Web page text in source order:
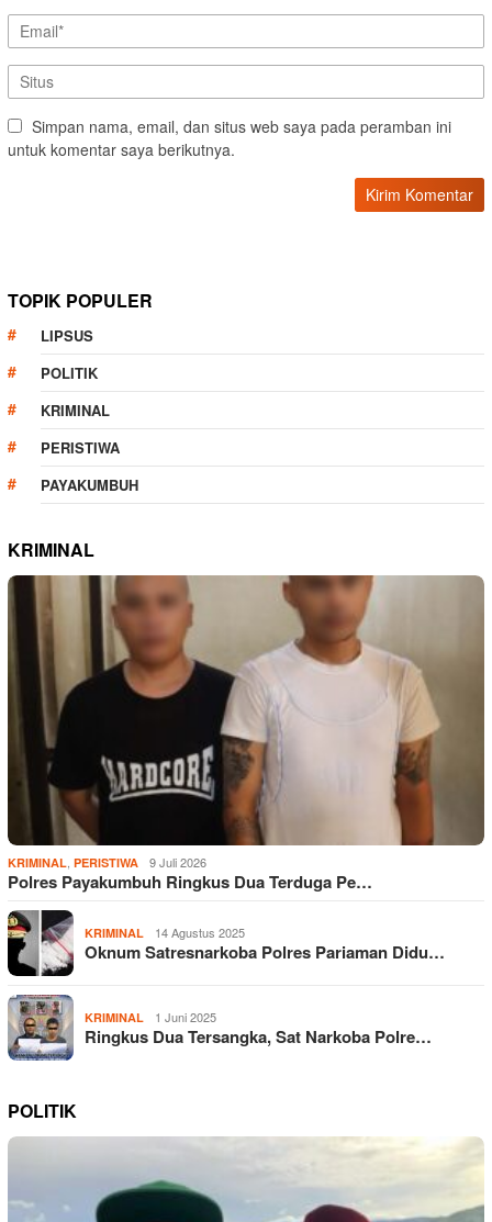
Simpan nama, email, dan situs web saya pada peramban ini
untuk komentar saya berikutnya.
TOPIK POPULER
LIPSUS
POLITIK
KRIMINAL
PERISTIWA
PAYAKUMBUH
KRIMINAL
KRIMINAL PERISTIWA 9 Juli 2026
Polres Payakumbuh Ringkus Dua Terduga Pe…
KRIMINAL 14 Agustus 2025
Oknum Satresnarkoba Polres Pariaman Didu…
KRIMINAL 1 Juni 2025
Ringkus Dua Tersangka, Sat Narkoba Polre…
POLITIK